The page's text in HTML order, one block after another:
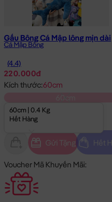
Gấu Bông Cá Mập lông mịn dài
Cá Mập Bông
(4.4)
220.000đ
Kích thước:60cm
60cm | 0.4 Kg
Hết Hàng
Gửi Tặng Hết
Voucher Mã Khuyến Mãi: